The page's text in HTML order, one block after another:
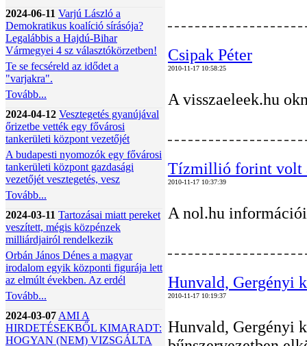
2024-06-11 Varjú László a
Demokratikus koalíció sírásója?
Legalábbis a Hajdú-Bihar
Vármegyei 4 sz választókörzetben!
Te se fecséreld az idődet a
"varjakra".
Tovább...
2024-04-12 Vesztegetés gyanújával
őrizetbe vették egy fővárosi
tankerületi központ vezetőjét
A budapesti nyomozók egy fővárosi
tankerületi központ gazdasági
vezetőjét vesztegetés, vesz
Tovább...
2024-03-11 Tartozásai miatt pereket
veszített, mégis közpénzek
milliárdjairól rendelkezik
Orbán János Dénes a magyar
irodalom egyik központi figurája lett
az elmúlt években. Az erdél
Tovább...
2024-03-07 AMI A
HIRDETÉSEKBŐL KIMARADT:
HOGYAN (NEM) VIZSGÁLTA
Csipak Péter
2010-11-17 10:58:25
A visszaeleek.hu
Tízmillió forint volt
2010-11-17 10:37:39
A nol.hu
Hunvald, Gergényi
2010-11-17 10:19:37
Hunvald, Gergényi